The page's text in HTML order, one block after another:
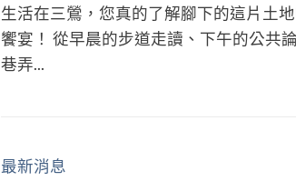
生活在三鶯，您真的了解腳下的這片土
饗宴！ 從早晨的步道走讀、下午的公共
巷弄...
最新消息